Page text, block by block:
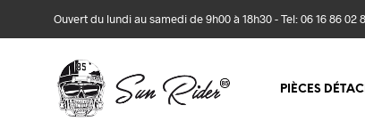
Ouvert du lundi au samedi de 9h00 à 18h30 - Tel: 06 16 86 02
PIÈCES